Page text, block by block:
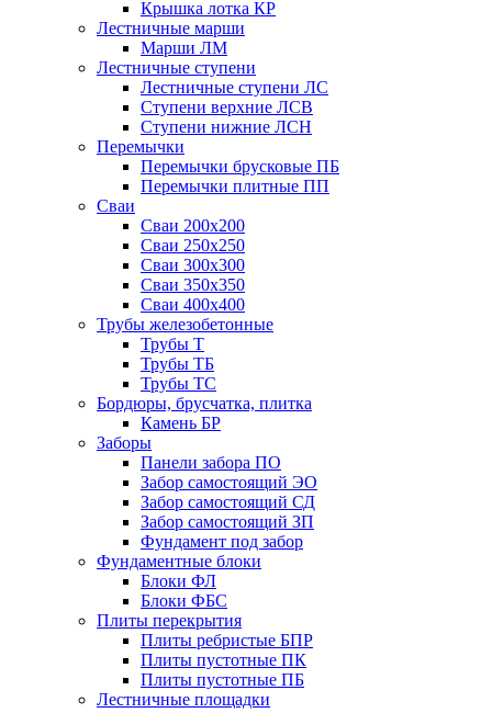
Крышка лотка КР
Лестничные марши
Марши ЛМ
Лестничные ступени
Лестничные ступени ЛС
Ступени верхние ЛСВ
Ступени нижние ЛСН
Перемычки
Перемычки брусковые ПБ
Перемычки плитные ПП
Сваи
Сваи 200х200
Сваи 250х250
Сваи 300х300
Сваи 350х350
Сваи 400х400
Трубы железобетонные
Трубы Т
Трубы ТБ
Трубы ТС
Бордюры, брусчатка, плитка
Камень БР
Заборы
Панели забора ПО
Забор самостоящий ЭО
Забор самостоящий СД
Забор самостоящий ЗП
Фyндамент под забор
Фундаментные блоки
Блоки ФЛ
Блоки ФБС
Плиты перекрытия
Плиты ребристые БПР
Плиты пустотные ПК
Плиты пустотные ПБ
Лестничные площадки